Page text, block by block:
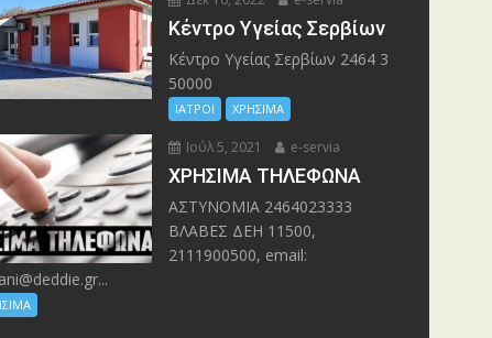
Kέντρο Υγείας Σερβίων
Kέντρο Υγείας Σερβίων 2464 3
50000
ΙΑΤΡΟΙ ΧΡΗΣΙΜΑ
Ιούλ 5, 2021 e-servia
ΧΡΗΣΙΜΑ ΤΗΛΕΦΩΝΑ
ΑΣΤΥΝΟΜΙΑ 2464023333
ΒΛΑΒΕΣ ΔΕΗ 11500,
2111900500, email: